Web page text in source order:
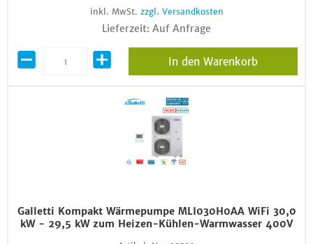
inkl. MwSt. zzgl. Versandkosten
Lieferzeit: Auf Anfrage
In den Warenkorb
Galletti Kompakt Wärmepumpe MLI030H0AA WiFi 30,0
kW - 29,5 kW zum Heizen-Kühlen-Warmwasser 400V